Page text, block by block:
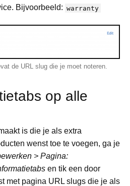
Bijvoorbeeld: warranty
de URL slug die je moet noteren.
op alle
is die je als extra
wenst toe te voegen, ga je
> Pagina:
en tik een door
met pagina URL slugs die je als